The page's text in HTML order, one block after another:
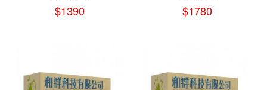
$1390 $1780